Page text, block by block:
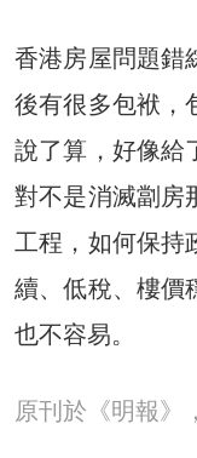
香港房屋問題錯
後有很多包袱，
說了算，好像給
對不是消滅劏房
工程，如何保持
續、低稅、樓價
也不容易。
原刊於《明報》